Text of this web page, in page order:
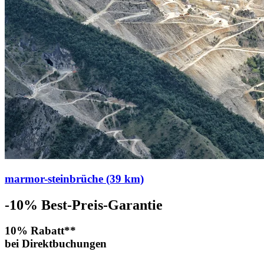
marmor-steinbrüche (39 km)
-10% Best-Preis-Garantie
10% Rabatt**
bei Direktbuchungen